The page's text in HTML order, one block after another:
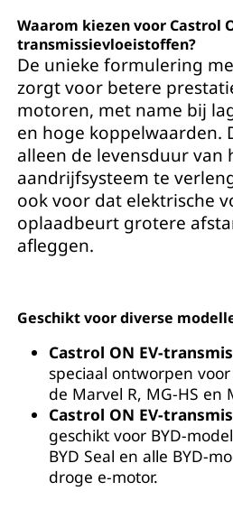
Waarom kiezen voor Castrol
transmissievloeistoffen?
De unieke formulering
zorgt voor betere
motoren, met name bij
en hoge koppelwaarden.
alleen de levensduur van
aandrijfsysteem te
ook voor dat elektrische
oplaadbeurt grotere
afleggen.
Geschikt voor diverse
Castrol ON EV-
speciaal ontworpen
de Marvel R, MG-HS en
Castrol ON EV-
geschikt voor BYD-
BYD Seal en alle BYD-
droge e-motor.